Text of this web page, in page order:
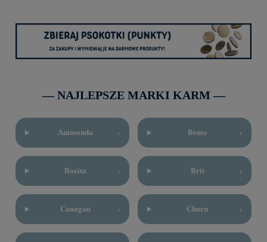
― NAJLEPSZE MARKI KARM ―
Animonda › Bemo ›
Bozita › Brit ›
Canagan › Churu ›